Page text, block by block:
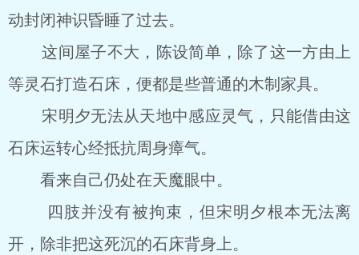
动封闭神识昏睡了过去。
这间屋子不大，陈设简单，除了这一方由上
等灵石打造石床，便都是些普通的木制家具。
宋明夕无法从天地中感应灵气，只能借由这
石床运转心经抵抗周身瘴气。
看来自己仍处在天魔眼中。
四肢并没有被拘束，但宋明夕根本无法离
开，除非把这死沉的石床背身上。